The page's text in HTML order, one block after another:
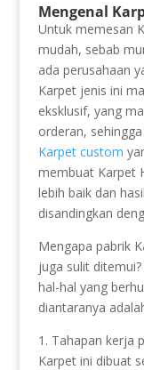
Mengenal
Untuk memesan
mudah, sebab
ada perusahaan
Karpet jenis ini
eksklusif, yang
orderan,
Karpet custom
membuat Karpet
lebih baik dan
disandingkan
Mengapa pabrik
juga sulit
hal-hal yang
diantaranya
1. Tahapan kerja
Karpet ini dibuat